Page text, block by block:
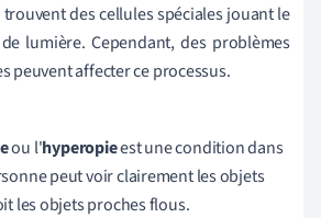
trouvent des cellules spéciales jouant le
lumière. Cependant, des problèmes
peuvent affecter ce processus.
ou l'hyperopieest une condition dans
peut voir clairement les objets
les objets proches flous.